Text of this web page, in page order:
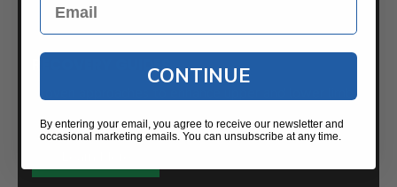
RECOVERY GUIDES
Proven approaches to enhance upper and lower limb
CONTINUE
By entering your email, you agree to receive our newsletter and
occasional marketing emails. You can unsubscribe at any time.